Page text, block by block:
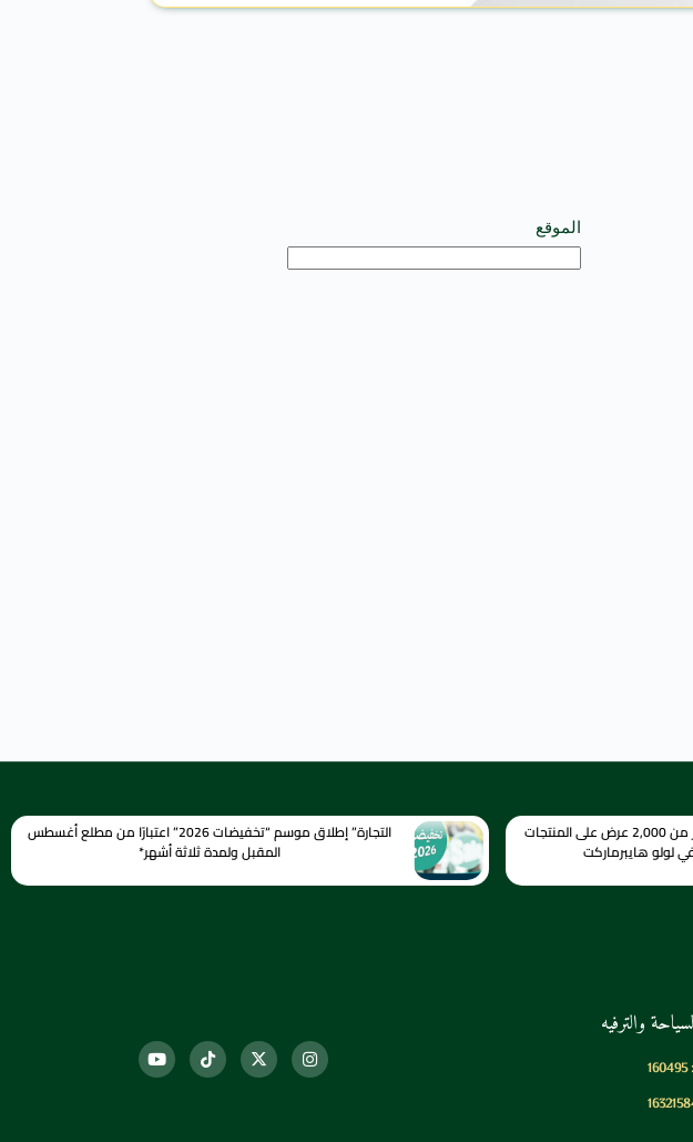
الموقع
عاصفة الأسعار تجتاح المملكة: أكثر من 2,000 عرض على المنتجات
لولو هايبرماركت
التجارة” إطلاق موسم “تخفيضات 2026” اعتبارًا من مطلع أغسطس
المقبل ولمدة ثلاثة أشهر*
والترفيه